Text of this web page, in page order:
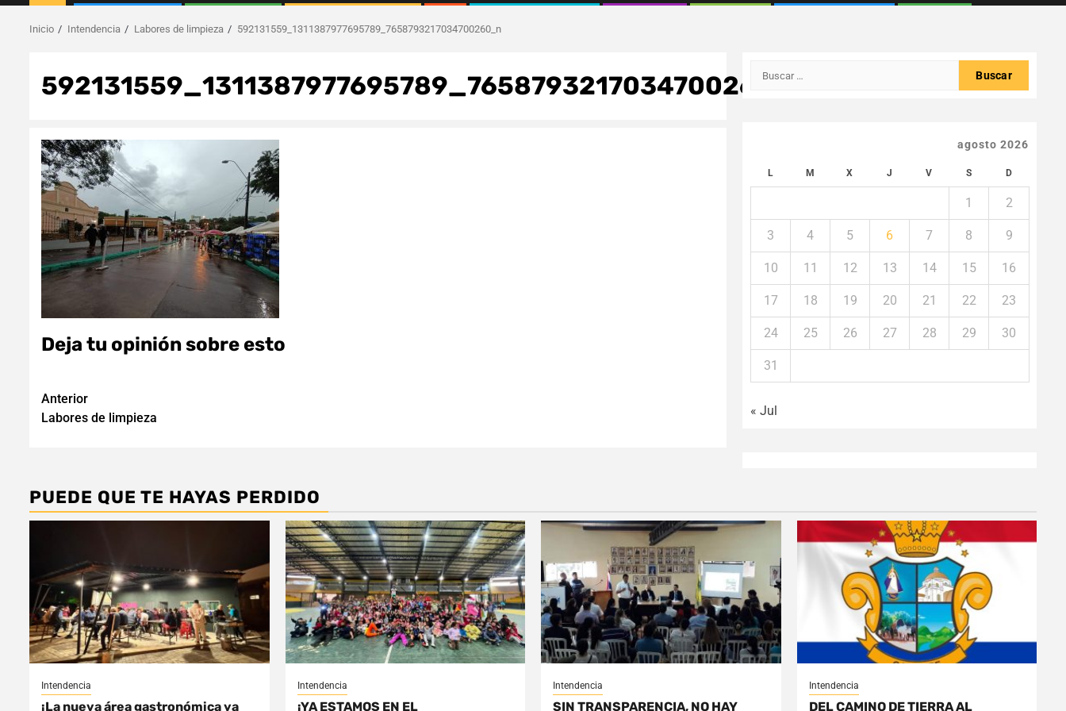
Inicio Intendencia Labores de limpieza 592131559_1311387977695789_7658793217034700260_n
592131559_1311387977695789_7658793217034700260_n
Deja tu opinión sobre esto
Navegación
de
Anterior
Labores de limpieza
Buscar:
agosto 2026
L M X J V S D
1 2
3 4 5 6 7 8 9
10 11 12 13 14 15 16
17 18 19 20 21 22 23
24 25 26 27 28 29 30
31
« Jul
PUEDE QUE TE HAYAS PERDIDO
Intendencia
¡La nueva área gastronómica ya
Intendencia
¡YA ESTAMOS EN EL
Intendencia
SIN TRANSPARENCIA, NO HAY
Intendencia
DEL CAMINO DE TIERRA AL